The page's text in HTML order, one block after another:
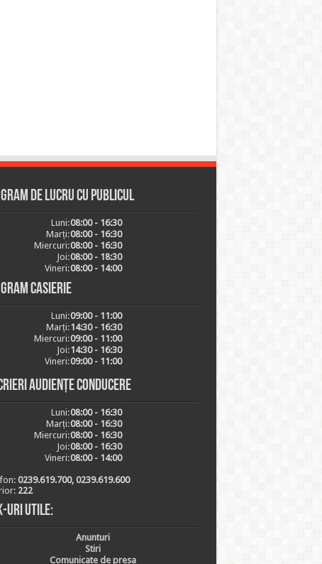
de lucru cu publicul
Luni:08:00 - 16:30
Marți:08:00 - 16:30
Miercuri:08:00 - 16:30
Joi:08:00 - 18:30
Vineri:08:00 - 14:00
casierie
Luni:09:00 - 11:00
Marți:14:30 - 16:30
Miercuri:09:00 - 11:00
Joi:14:30 - 16:30
Vineri:09:00 - 11:00
audiențe conducere
Luni:08:00 - 16:30
Marți:08:00 - 16:30
Miercuri:08:00 - 16:30
Joi:08:00 - 16:30
Vineri:08:00 - 14:00
0239.619.700, 0239.619.600
222
uri utile:
Anunturi
Stiri
Comunicate de presa